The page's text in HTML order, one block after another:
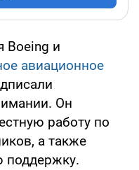
Boeing и
авиационное
Он
работу по
а также
поддержку.